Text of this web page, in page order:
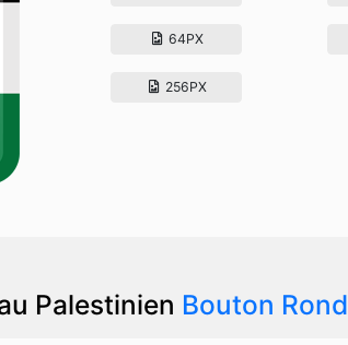
64PX
256PX
Palestinien Bouton Rond